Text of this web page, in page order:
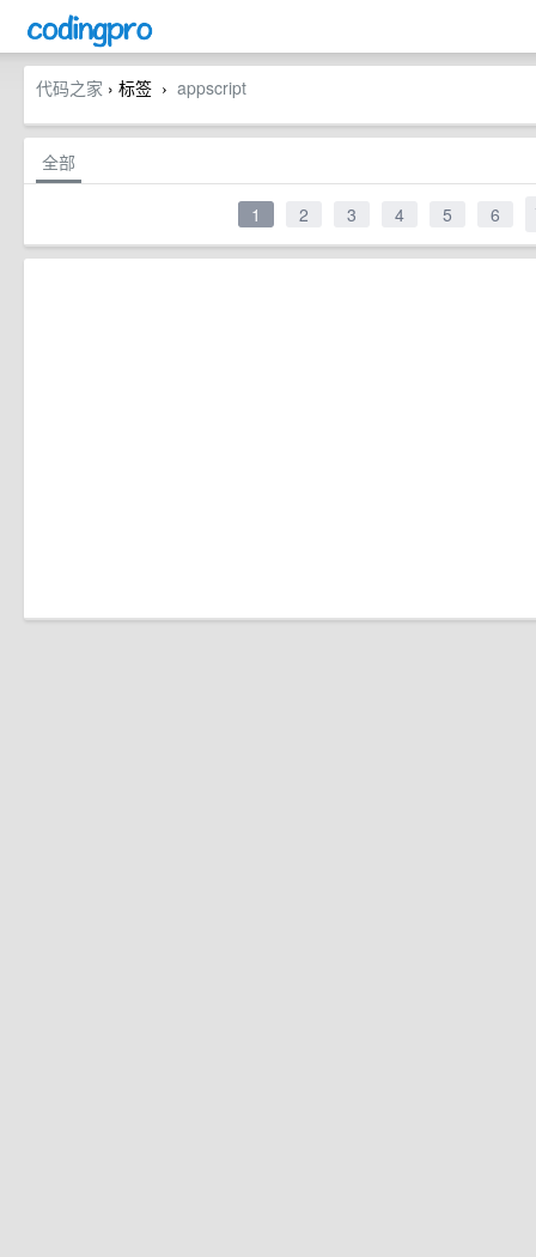
代码之家 › 标签 › appscript
全部
1 2 3 4 5 6